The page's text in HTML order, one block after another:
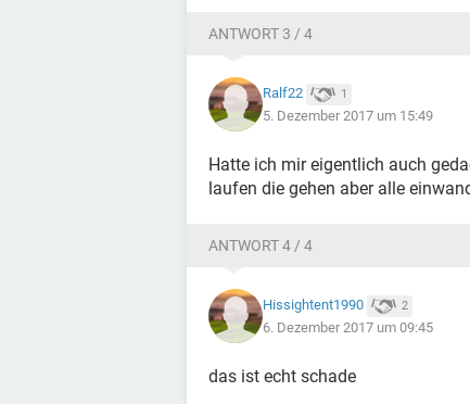
ANTWORT 3 / 4
Ralf22 1
5. Dezember 2017 um 15:49
Hatte ich mir eigentlich auch
laufen die gehen aber alle
ANTWORT 4 / 4
Hissightent1990 2
6. Dezember 2017 um 09:45
das ist echt schade